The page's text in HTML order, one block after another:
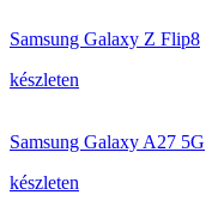
Samsung Galaxy Z Flip8
készleten
Samsung Galaxy A27 5G
készleten